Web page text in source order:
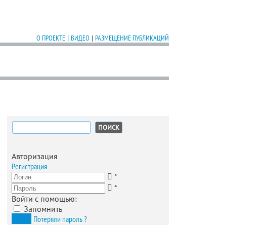
О ПРОЕКТЕ | ВИДЕО | РАЗМЕЩЕНИЕ ПУБЛИКАЦИЙ
Найти:
Авторизация
Регистрация
*
*
Войти с помощью:
Запомнить
Потеряли пароль ?